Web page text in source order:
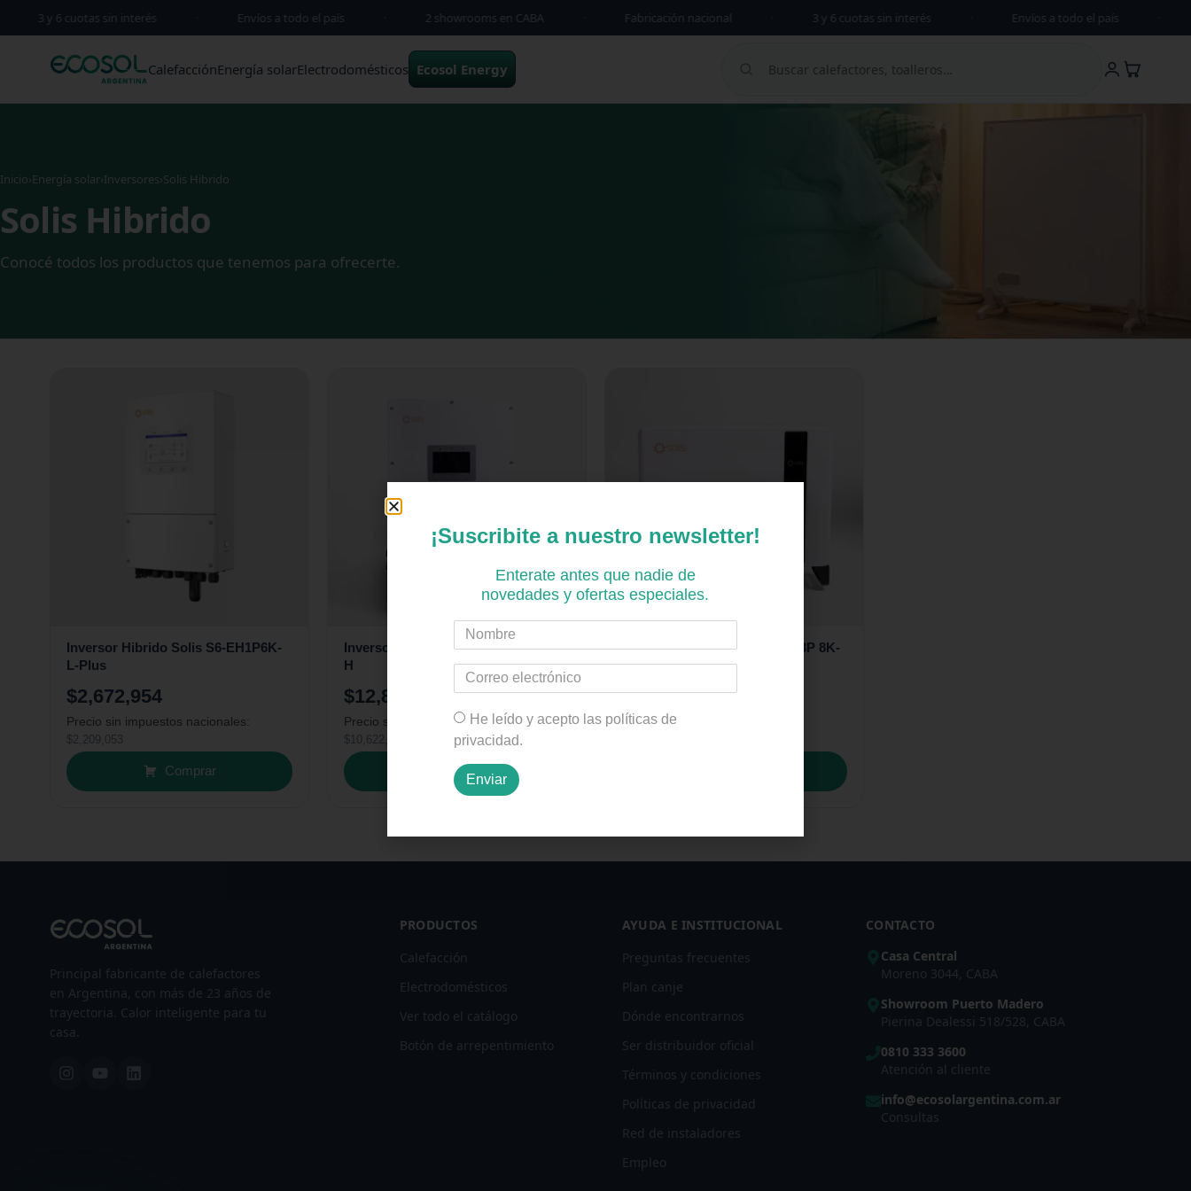
3 y 6 cuotas sin interés Envíos a todo el país 2 showrooms en CABA Fabricación nacional 3 y 6 cuotas sin interés Envíos a todo el país
CalefacciónEnergía solarElectrodomésticos Ecosol Energy
Inicio›Energía solar›Inversores›Solis Hibrido
Solis Hibrido
Conocé todos los productos que tenemos para ofrecerte.
Inversor Hibrido Solis S6-EH1P6K-
L-Plus
$2,672,954
Precio sin impuestos nacionales:
$2,209,053
Comprar
Inversor Hibrido Solis S6-EH3P 50K-
H
$12,853,781
Precio sin impuestos nacionales:
$10,622,960
Comprar
Inversor Hibrido Solis S6-EH3P 8K-
H-Eu
$5,101,057
Precio sin impuestos nacionales:
Principal fabricante de calefactores
en Argentina, con más de 23 años de
trayectoria. Calor inteligente para tu
casa.
PRODUCTOS
Calefacción
Electrodomésticos
Ver todo el catálogo
Botón de arrepentimiento
AYUDA E INSTITUCIONAL
Preguntas frecuentes
Plan canje
Dónde encontrarnos
Ser distribuidor oficial
Términos y condiciones
Políticas de privacidad
Red de instaladores
Empleo
CONTACTO
Casa Central
Moreno 3044, CABA
Showroom Puerto Madero
Pierina Dealessi 518/528, CABA
0810 333 3600
Atención al cliente
info@ecosolargentina.com.ar
Consultas
¡Suscribite a nuestro newsletter!
Enterate antes que nadie de
novedades y ofertas especiales.
He leído y acepto las políticas de
privacidad.
Enviar